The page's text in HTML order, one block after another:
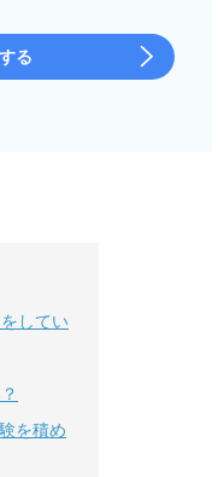
る
してい
を積め